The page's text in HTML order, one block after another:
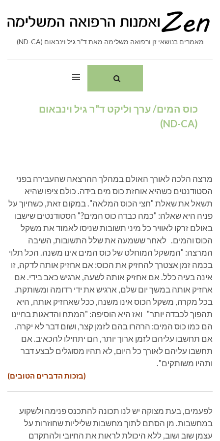
content
מאמרים בנושאי זן ורפואה משלימה מאת ד"ר גיל וינבאום (ND-CA)
כוס המים/ ערך וליקט ד"ר גיל וינבאום
(ND-CA)
מרצה הלכה לאורך האולם במהלך ההרצאה שהעבירה בפני
הסטודנטים כשהיא אוחזת כוס מים בידה. כולם ציפו שהיא
תשאל את שאלת "חצי הכוס המלאה". במקום זאת, כשחיוך על
פניה היא שאלה: "כמה כבדה כוס המים?" הסטודנטים שישבו
באולם זרקו לאוויר כל מיני תשובות שניסו לאמוד את משקל
הכוס והמים. לאחר ששמעה את שלל התשובות, השיבה
המרצה: "המשקל המוחלט של כוס המים אינו משנה. הכל תלוי
בכמה זמן אצטרך להחזיק את הכוס: אם אחזיק אותה לדקה, זו
אינה בעיה כלל. אם אחזיק אותה לשעה, ארגיש כאב בידי. אם
אחזיק אותה במשך יום שלם, ארגיש את ידי רדומה ומשותקת.
בכל מקרה, משקל הכוס אינו משנה, ככל שאחזיק אותה, היא
תהפוך לכבדה יותר" ואז היא הוסיפה: "המתח והדאגות בחיינו
הם כמו כוס המים: הרהרו בהם לזמן קצר, ושום דבר לא יקרה.
אם תחשבו עליהם לזמן ארוך יותר, הם יתחילו להכאיב. אם
תחשבו עליהם לאורך כל היום, לא תהיו מסוגלים לבצע דבר
ותהיו משותקים".
(בזכות הדברים הטובים)
לפעמים, בעת מצוקה יש לנו תכונה להתכנס פנימה ולשקוע
במחשבות. מן הסתם לתוך מחשבות שליליות שחוזרות על
עצמן שוב ושוב, ללא היכולת לראות את החיובי ולהתקדם